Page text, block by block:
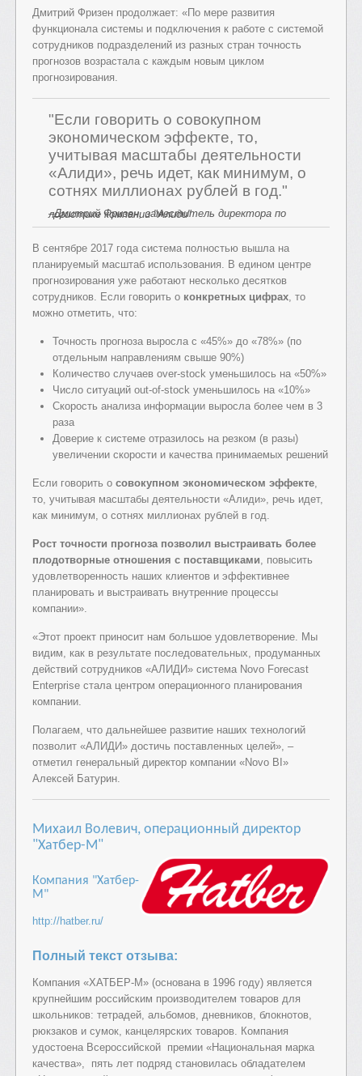
Дмитрий Фризен продолжает: «По мере развития
функционала системы и подключения к работе с системой
сотрудников подразделений из разных стран точность
прогнозов возрастала с каждым новым циклом
прогнозирования.
"Если говорить о совокупном
экономическом эффекте, то,
учитывая масштабы деятельности
«Алиди», речь идет, как минимум, о
сотнях миллионах рублей в год."
–Дмитрий Фризен, заместитель директора по логистике компании "Алиди"
В сентябре 2017 года система полностью вышла на
планируемый масштаб использования. В едином центре
прогнозирования уже работают несколько десятков
сотрудников. Если говорить о конкретных цифрах , то
можно отметить, что:
Точность прогноза выросла с «45%» до «78%» (по
отдельным направлениям свыше 90%)
Количество случаев over-stock уменьшилось на «50%»
Число ситуаций out-of-stock уменьшилось на «10%»
Скорость анализа информации выросла более чем в 3
раза
Доверие к системе отразилось на резком (в разы)
увеличении скорости и качества принимаемых решений
Если говорить о совокупном экономическом эффекте
то, учитывая масштабы деятельности «Алиди», речь идет,
как минимум, о сотнях миллионах рублей в год.
Рост точности прогноза позволил выстраивать более
плодотворные отношения с поставщиками , повысить
удовлетворенность наших клиентов и эффективнее
планировать и выстраивать внутренние процессы
компании».
«Этот проект приносит нам большое удовлетворение. Мы
видим, как в результате последовательных, продуманных
действий сотрудников «АЛИДИ» система Novo Forecast
Enterprise стала центром операционного планирования
компании.
Полагаем, что дальнейшее развитие наших технологий
позволит «АЛИДИ» достичь поставленных целей», –
отметил генеральный директор компании «Novo BI»
Алексей Батурин.
Михаил Волевич, операционный директор
"Хатбер-М"
Компания "Хатбер-
М"
http://hatber.ru/
Полный текст отзыва:
Компания «ХАТБЕР-М» (основана в 1996 году) является
крупнейшим российским производителем товаров для
школьников: тетрадей, альбомов, дневников, блокнотов,
рюкзаков и сумок, канцелярских товаров. Компания
удостоена Всероссийской премии «Национальная марка
качества», пять лет подряд становилась обладателем